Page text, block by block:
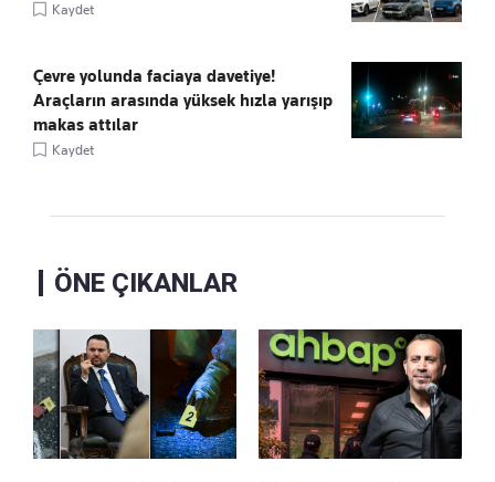
Kaydet
Çevre yolunda faciaya davetiye!
Araçların arasında yüksek hızla yarışıp
makas attılar
Kaydet
ÖNE ÇIKANLAR